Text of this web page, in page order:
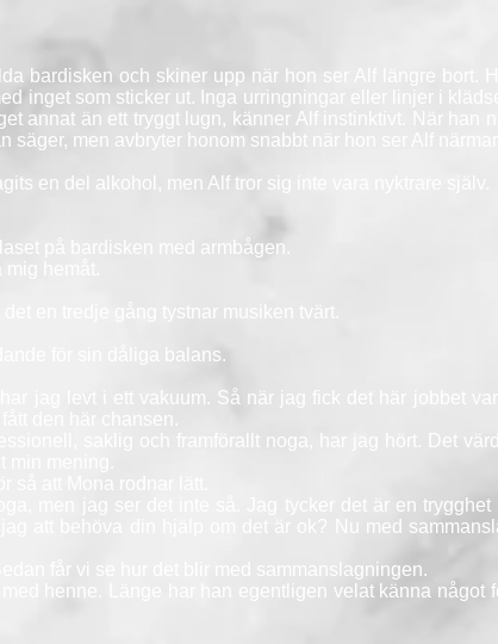
bardisken och skiner upp när hon ser Alf längre bort.
inget som sticker ut. Inga urringningar eller linjer i
annat än ett tryggt lugn, känner Alf instinktivt. När han
men avbryter honom snabbt när hon ser Alf närmar
en del alkohol, men Alf tror sig inte vara nyktrare själv.
på bardisken med armbågen.
hemåt.
en tredje gång tystnar musiken tvärt.
för sin dåliga balans.
jag levt i ett vakuum. Så när jag fick det här jobbet
den här chansen.
saklig och framförallt noga, har jag hört. Det
mening.
men jag ser det inte så. Jag tycker det är en
att behöva din hjälp om det är ok? Nu med
får vi se hur det blir med sammanslagningen.
henne. Länge har han egentligen velat känna något